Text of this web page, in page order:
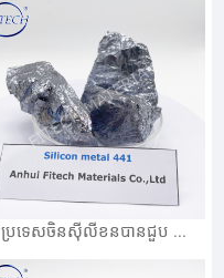
ប្រទេសចិនស៊ីលីខនបានជួប ...